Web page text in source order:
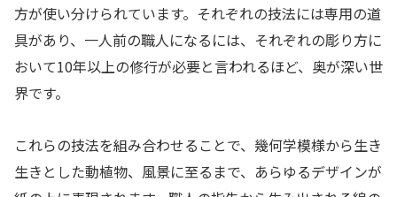
方が使い分けられています。それぞれの技法には専用の道
具があり、一人前の職人になるには、それぞれの彫り方に
おいて10年以上の修行が必要と言われるほど、奥が深い世
界です。
これらの技法を組み合わせることで、幾何学模様から生き
生きとした動植物、風景に至るまで、あらゆるデザインが